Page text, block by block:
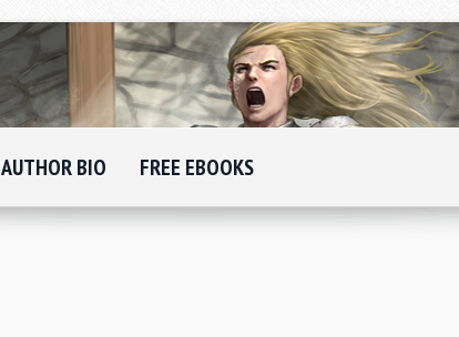
AUTHOR BIO FREE EBOOKS